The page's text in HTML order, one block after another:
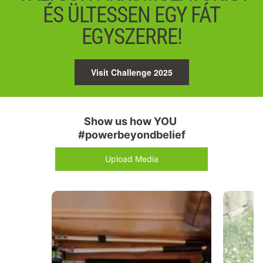
ÉS ÜLTESSEN EGY FÁT
EGYSZERRE!
Visit Challenge 2025
Show us how YOU
#powerbeyondbelief
Upload Media
Media Carousel
Carousel with product photos. Use the previous and next